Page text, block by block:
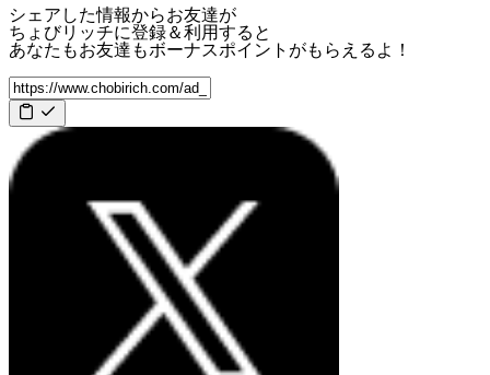
シェアした情報からお友達が
ちょびリッチに登録＆利用すると
あなたもお友達もボーナスポイント がもらえるよ！